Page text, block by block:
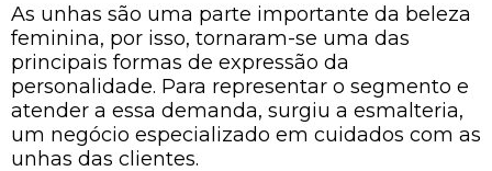
As unhas são uma parte importante da beleza
feminina, por isso, tornaram-se uma das
principais formas de expressão da
personalidade. Para representar o segmento e
atender a essa demanda, surgiu a esmalteria,
um negócio especializado em cuidados com as
unhas das clientes.